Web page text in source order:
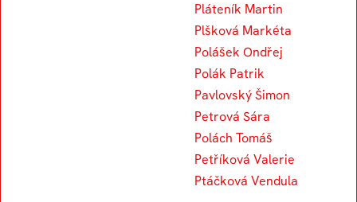
Pláteník Martin
Plšková Markéta
Polášek Ondřej
Polák Patrik
Pavlovský Šimon
Petrová Sára
Polách Tomáš
Petříková Valerie
Ptáčková Vendula